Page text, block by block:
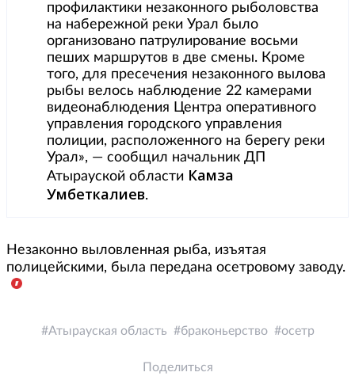
профилактики незаконного рыболовства
на набережной реки Урал было
организовано патрулирование восьми
пеших маршрутов в две смены. Кроме
того, для пресечения незаконного вылова
рыбы велось наблюдение 22 камерами
видеонаблюдения Центра оперативного
управления городского управления
полиции, расположенного на берегу реки
Урал», — сообщил начальник ДП
Атырауской области Камза
Умбеткалиев.
Незаконно выловленная рыба, изъятая
полицейскими, была передана осетровому заводу.
Атырауская область браконьерство осетр
Поделиться